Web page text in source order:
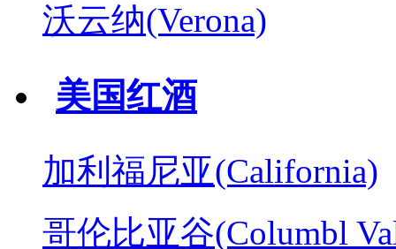
沃云纳(Verona)
美国红酒
加利福尼亚(California)
哥伦比亚谷(Columbl